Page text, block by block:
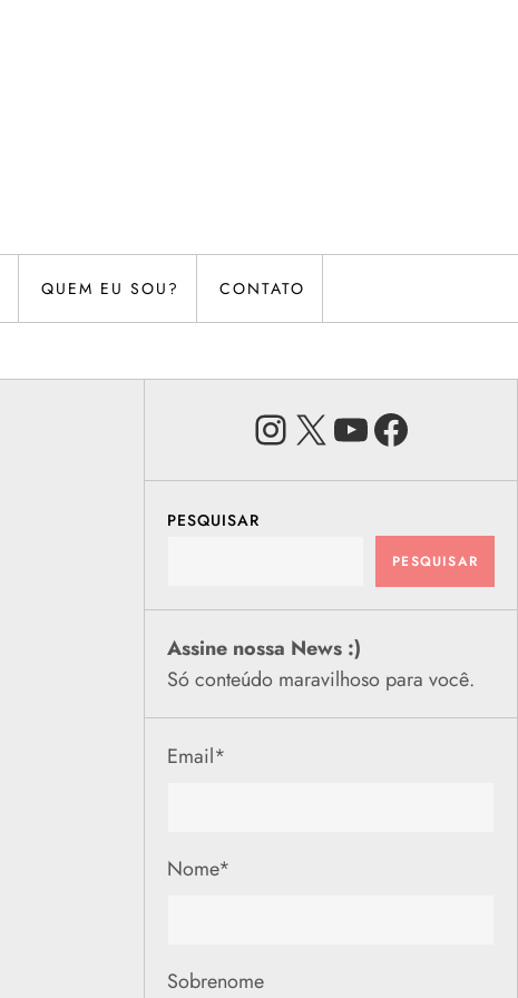
QUEM EU SOU? CONTATO
Instagram
X Youtube
PESQUISAR
PESQUISAR
Assine nossa News :)
Só conteúdo maravilhoso para você.
Email*
Nome*
Sobrenome